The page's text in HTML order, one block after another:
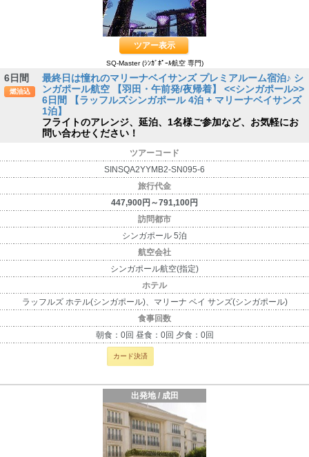
ツアー表示
SQ-Master (ｼﾝｶﾞﾎﾟｰﾙ航空 専門)
6日間
燃油込
最終日は憧れのマリーナベイサンズ プレミアルーム宿泊♪ シ
ンガポール航空 【羽田・午前発/夜帰着】 <<シンガポール>>
6日間 【ラッフルズシンガポール 4泊 + マリーナベイサンズ
1泊】
フライトのアレンジ、延泊、1名様ご参加など、お気軽にお
問い合わせください！
ツアーコード
SINSQA2YYMB2-SN095-6
旅行代金
447,900円～791,100円
訪問都市
シンガポール 5泊
航空会社
シンガポール航空(指定)
ホテル
ラッフルズ ホテル(シンガポール)、マリーナ ベイ サンズ(シンガポール)
食事回数
朝食：0回 昼食：0回 夕食：0回
カード決済
出発地 / 成田